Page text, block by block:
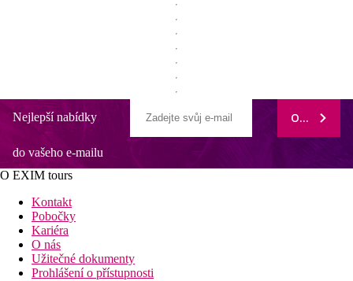
Nejlepší nabídky
do vašeho e-mailu
ODEBÍRAT
O EXIM tours
Kontakt
Pobočky
Kariéra
O nás
Užitečné dokumenty
Prohlášení o přístupnosti